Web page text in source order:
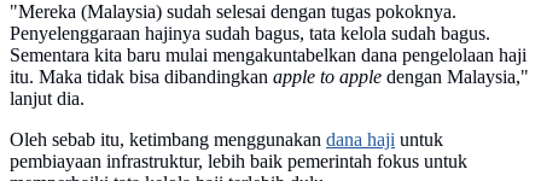
"Mereka (Malaysia) sudah selesai dengan tugas pokoknya.
Penyelenggaraan hajinya sudah bagus, tata kelola sudah bagus.
Sementara kita baru mulai mengakuntabelkan dana pengelolaan haji
itu. Maka tidak bisa dibandingkan apple to apple dengan Malaysia,"
lanjut dia.
Oleh sebab itu, ketimbang menggunakan dana haji untuk
pembiayaan infrastruktur, lebih baik pemerintah fokus untuk